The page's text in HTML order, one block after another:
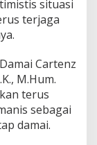
situasi
terjaga
Cartenz
M.Hum.
terus
sebagai
damai.